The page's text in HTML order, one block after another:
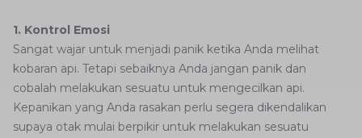
1. Kontrol Emosi
Sangat wajar untuk menjadi panik ketika Anda melihat
kobaran api. Tetapi sebaiknya Anda jangan panik dan
cobalah melakukan sesuatu untuk mengecilkan api.
Kepanikan yang Anda rasakan perlu segera dikendalikan
supaya otak mulai berpikir untuk melakukan sesuatu